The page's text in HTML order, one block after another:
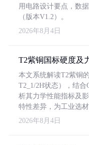
用电路设计要点，数
（版本V1.2）。
2026年8月4日
T2紫铜国标硬度及
本文系统解读T2紫铜
T2_1/2H状态），结合
析其力学性能指标及
特性差异，为工业选材
2026年8月4日